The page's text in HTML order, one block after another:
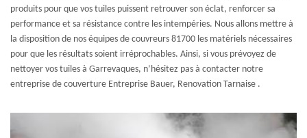
produits pour que vos tuiles puissent retrouver son éclat, renforcer sa
performance et sa résistance contre les intempéries. Nous allons mettre à
la disposition de nos équipes de couvreurs 81700 les matériels nécessaires
pour que les résultats soient irréprochables. Ainsi, si vous prévoyez de
nettoyer vos tuiles à Garrevaques, n’hésitez pas à contacter notre
entreprise de couverture Entreprise Bauer, Renovation Tarnaise .